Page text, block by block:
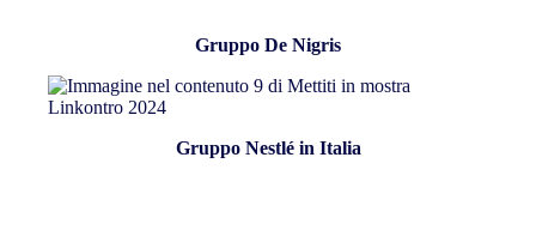
Gruppo De Nigris
Gruppo Nestlé in Italia